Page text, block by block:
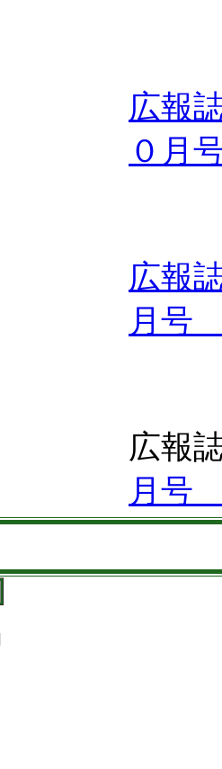
広報
０月
広報
月号
広報
月号